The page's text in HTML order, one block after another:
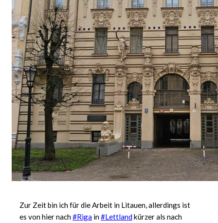
Zur Zeit bin ich für die Arbeit in Litauen, allerdings ist
es von hier nach#Riga in#Lettlandkürzer als nach